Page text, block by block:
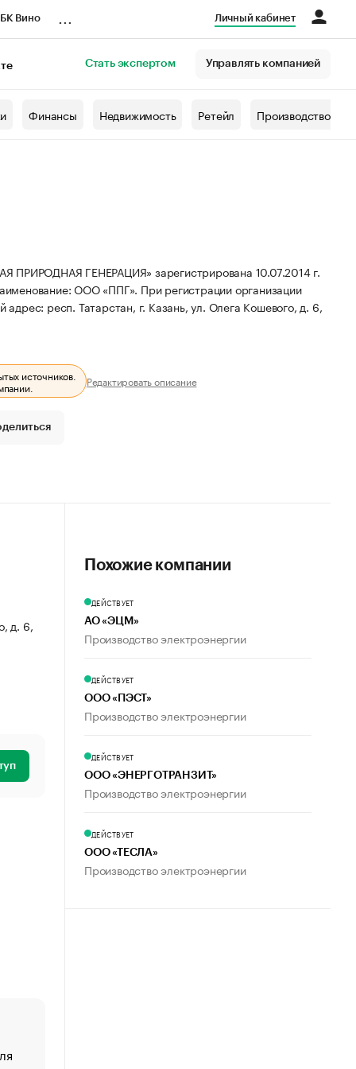
Вино Личный кабинет
Стать экспертом Управлять компанией
Финансы Недвижимость Ретейл Производство
ГЕНЕРАЦИЯ» зарегистрирована 10.07.2014 г.
ООО «ППГ». При регистрации организации
адрес: респ. Татарстан, г. Казань, ул. Олега Кошевого, д. 6,
источников. Редактировать описание
д. 6,
Похожие компании
ДЕЙСТВУЕТ
АО «ЭЦМ»
Производство электроэнергии
ДЕЙСТВУЕТ
ООО «ПЭСТ»
Производство электроэнергии
ДЕЙСТВУЕТ
ООО «ЭНЕРГОТРАНЗИТ»
Производство электроэнергии
ДЕЙСТВУЕТ
ООО «ТЕСЛА»
Производство электроэнергии